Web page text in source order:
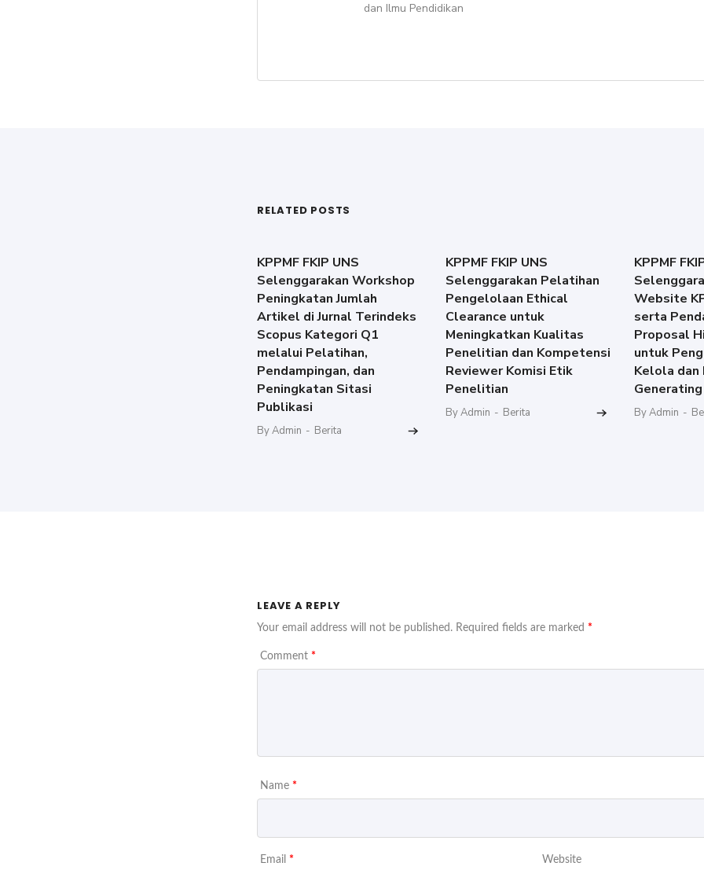
dan Ilmu Pendidikan
RELATED POSTS
KPPMF FKIP UNS
Selenggarakan Workshop
Peningkatan Jumlah
Artikel di Jurnal Terindeks
Scopus Kategori Q1
melalui Pelatihan,
Pendampingan, dan
Peningkatan Sitasi
Publikasi
By Admin - Berita
KPPMF FKIP UNS
Selenggarakan Pelatihan
Pengelolaan Ethical
Clearance untuk
Meningkatkan Kualitas
Penelitian dan Kompetensi
Reviewer Komisi Etik
Penelitian
By Admin - Berita
KPPMF
Website
serta
Proposal
untuk
Kelola dan
Generating
By Admin -
LEAVE A REPLY
Your email address will not be published. Required fields are marked *
Comment *
Name *
Email * Website